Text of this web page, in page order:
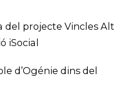
del projecte Vincles Alt
iSocial
d’Ogénie dins del